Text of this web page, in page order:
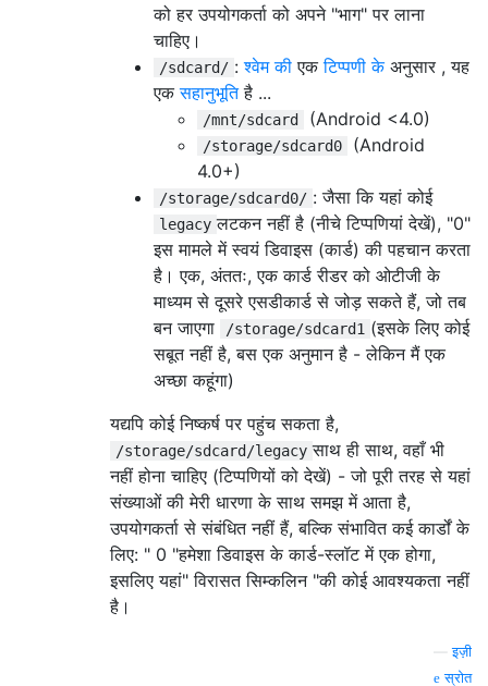
को हर उपयोगकर्ता को अपने "भाग" पर लाना
चाहिए।
/sdcard/ :श्वेम की एकटिप्पणी केअनुसार , यह
एकसहानुभूतिहै ...
/mnt/sdcard (Android <4.0)
/storage/sdcard0
(Android
4.0+)
/storage/sdcard0/ : जैसा कि यहां कोई
legacy लटकन नहीं है (नीचे टिप्पणियां देखें), "0"
इस मामले में स्वयं डिवाइस (कार्ड) की पहचान करता
है। एक, अंततः, एक कार्ड रीडर को ओटीजी के
माध्यम से दूसरे एसडीकार्ड से जोड़ सकते हैं, जो तब
बन जाएगा
/storage/sdcard1 (इसके लिए कोई
सबूत नहीं है, बस एक अनुमान है - लेकिन मैं एक
अच्छा कहूंगा)
यद्यपि कोई निष्कर्ष पर पहुंच सकता है,
/storage/sdcard/legacy साथ ही साथ, वहाँ भी
नहीं होना चाहिए (टिप्पणियों को देखें) - जो पूरी तरह से यहां
संख्याओं की मेरी धारणा के साथ समझ में आता है,
उपयोगकर्ता से संबंधित नहीं हैं, बल्कि संभावित कई कार्डों के
लिए: " 0 "हमेशा डिवाइस के कार्ड-स्लॉट में एक होगा,
इसलिए यहां" विरासत सिम्कलिन "की कोई आवश्यकता नहीं
है।
—इज़ी
स्रोत